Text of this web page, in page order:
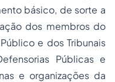
básico, de sorte a
dos membros do
e dos Tribunais
Públicas e
e organizações da